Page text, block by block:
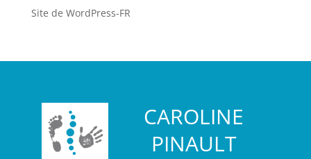
Site de WordPress-FR
CAROLINE
PINAULT